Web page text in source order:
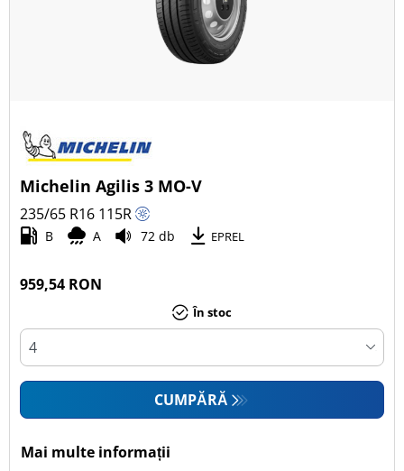
Michelin Agilis 3 MO-V
235/65 R16 115R
B A 72 db EPREL
959,54 RON
În stoc
CUMPĂRĂ
Mai multe informații